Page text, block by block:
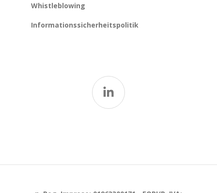
Whistleblowing
Informationssicherheitspolitik